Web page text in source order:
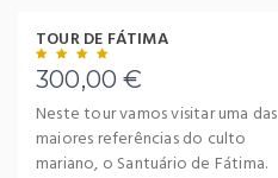
TOUR DE FÁTIMA
300,00 €
Neste tour vamos visitar uma das
maiores referências do culto
mariano, o Santuário de Fátima.